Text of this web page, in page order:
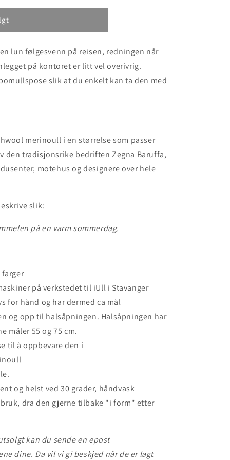
lun følgesvenn på reisen, redningen når
på kontoret er litt vel overivrig.
slik at du enkelt kan ta den med
merinoull i en størrelse som passer
den tradisjonsrike bedriften Zegna Baruffa,
motehus og designere over hele
slik:
på en varm sommerdag.
på verkstedet til iUll i Stavanger
for hånd og har dermed ca mål
og opp til halsåpningen. Halsåpningen har
måler 55 og 75 cm.
til å oppbevare den i
og helst ved 30 grader, håndvask
dra den gjerne tilbake "i form" etter
kan du sende en epost
dine. Da vil vi gi beskjed når de er lagt